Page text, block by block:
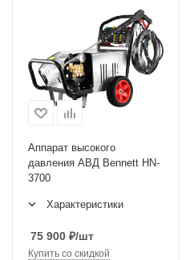
Аппарат высокого
давления АВД Bennett HN-
3700
Характеристики
75 900 ₽/шт
Купить со скидкой